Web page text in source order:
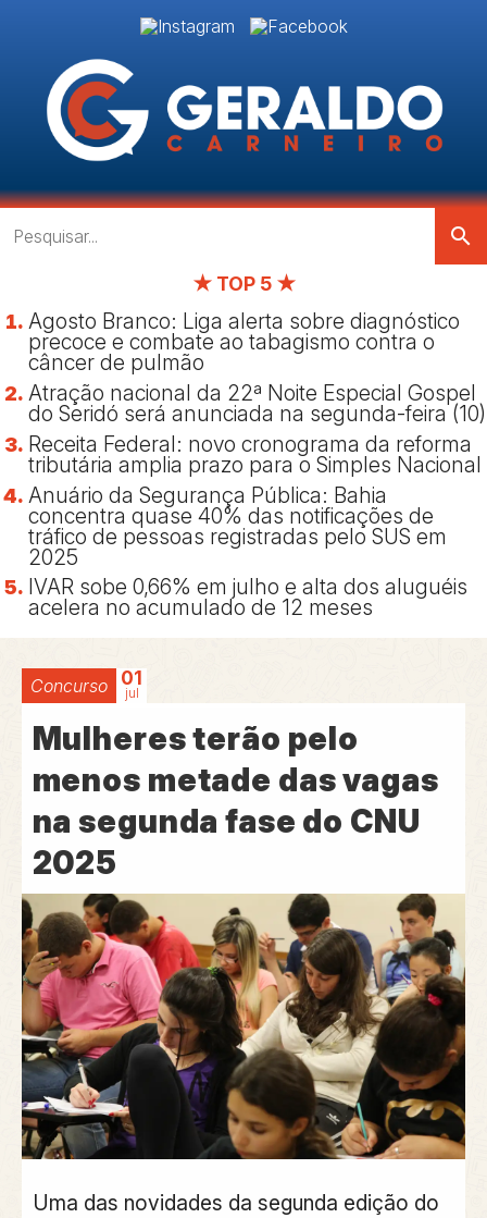
search
★ TOP 5 ★
Agosto Branco: Liga alerta sobre diagnóstico
precoce e combate ao tabagismo contra o
câncer de pulmão
Atração nacional da 22ª Noite Especial Gospel
do Seridó será anunciada na segunda-feira (10)
Receita Federal: novo cronograma da reforma
tributária amplia prazo para o Simples Nacional
Anuário da Segurança Pública: Bahia
concentra quase 40% das notificações de
tráfico de pessoas registradas pelo SUS em
2025
IVAR sobe 0,66% em julho e alta dos aluguéis
acelera no acumulado de 12 meses
Concurso 01
jul
Mulheres terão pelo
menos metade das vagas
na segunda fase do CNU
2025
Uma das novidades da segunda edição do